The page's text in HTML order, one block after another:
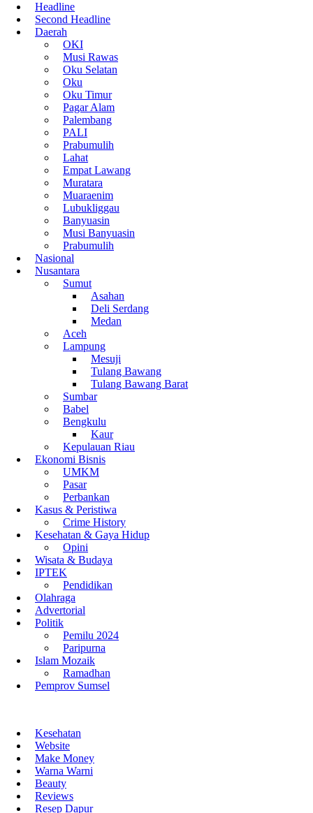
Headline
Second Headline
Daerah
OKI
Musi Rawas
Oku Selatan
Oku
Oku Timur
Pagar Alam
Palembang
PALI
Prabumulih
Lahat
Empat Lawang
Muratara
Muaraenim
Lubukliggau
Banyuasin
Musi Banyuasin
Prabumulih
Nasional
Nusantara
Sumut
Asahan
Deli Serdang
Medan
Aceh
Lampung
Mesuji
Tulang Bawang
Tulang Bawang Barat
Sumbar
Babel
Bengkulu
Kaur
Kepulauan Riau
Ekonomi Bisnis
UMKM
Pasar
Perbankan
Kasus & Peristiwa
Crime History
Kesehatan & Gaya Hidup
Opini
Wisata & Budaya
IPTEK
Pendidikan
Olahraga
Advertorial
Politik
Pemilu 2024
Paripurna
Islam Mozaik
Ramadhan
Pemprov Sumsel
Kesehatan
Website
Make Money
Warna Warni
Beauty
Reviews
Resep Dapur